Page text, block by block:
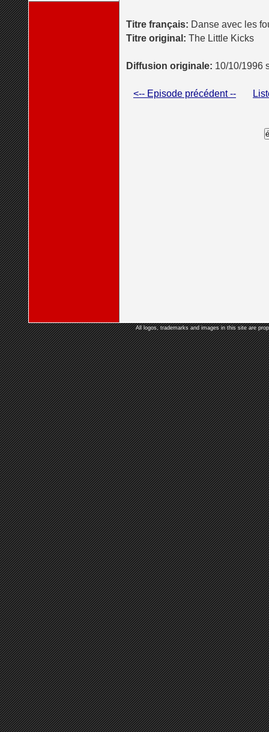
Titre français: Danse avec les
Titre original: The Little Kicks
Diffusion originale: 10/10/1996
<-- Episode précédent --
All logos, trademarks and images in this site are